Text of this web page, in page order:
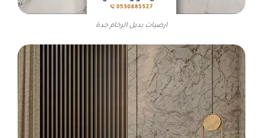
ارضيات بديل الرخام جدة